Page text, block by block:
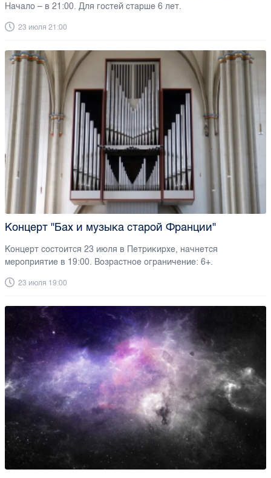
Начало – в 21:00. Для гостей старше 6 лет.
23 июля 21:00
Концерт "Бах и музыка старой Франции"
Концерт состоится 23 июля в Петрикирхе, начнется
мероприятие в 19:00. Возрастное ограничение: 6+.
23 июля 19:00